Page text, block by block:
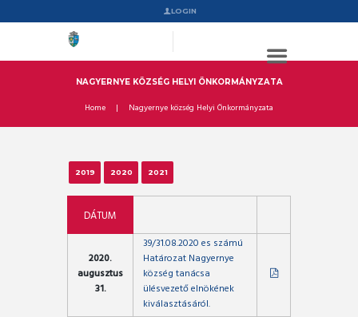
LOGIN
NAGYERNYE KÖZSÉG HELYI ÖNKORMÁNYZATA
Home Nagyernye község Helyi Önkormányzata
2019 2020 2021
DÁTUM
2020.
augusztus
31.
39/31.08.2020 es számú
Határozat Nagyernye
község tanácsa
ülésvezető elnökének
kiválasztásáról.